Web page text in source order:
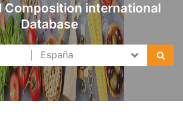
Composition international
Database